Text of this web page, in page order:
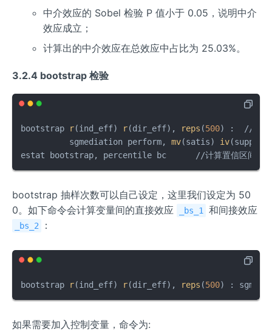
中介效应的 Sobel 检验 P 值小于 0.05，说明中介
效应成立；
计算出的中介效应在总效应中占比为 25.03%。
3.2.4 bootstrap 检验
bootstrap r(ind_eff) r(dir_eff), reps (500) :  ///
          sgmediation perform,
mv(satis) iv
estat bootstrap, percentile bc      //计算置信区间
bootstrap 抽样次数可以自己设定，这里我们设定为 50
0。如下命令会计算变量间的直接效应
_bs_1 和间接效应
_bs_2 ：
bootstrap r(ind_eff) r(dir_eff), reps (500) :
如果需要加入控制变量，命令为: